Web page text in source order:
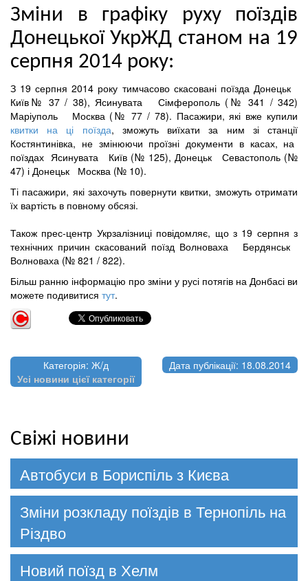
Зміни в графіку руху поїздів
Донецької УкрЖД станом на 19
серпня 2014 року:
З 19 серпня 2014 року тимчасово скасовані поїзда Донецьк
Київ № 37 / 38), Ясинувата Сімферополь ( № 341 / 342)
Маріуполь
Москва ( № 77 / 78). Пасажири, які вже купили
квитки на ці поїзда, зможутьвиїхати за ним зі станції
Костянтинівка, не змінюючи проїзні документи в касах, на
поїздах Ясинувата Київ (№ 125), Донецьк Севастополь (№
47) і Донецьк Москва (№ 10).
Ті пасажири, які захочуть повернути квитки, зможуть отримати
їх вартість в повному обсязі.
Також прес-центр Укрзалізниці повідомляє, що з 19 серпня з
технічних причин скасований поїзд Волноваха
Бердянськ
Волноваха (№ 821 / 822).
Більш ранню інформацію про зміни у русі потягів на Донбасі ви
можете подивитися тут.
Категорія: Ж/д
Усі новини цієї категорії
Дата публікації: 18.08.2014
Свіжі новини
Автобуси в Бориспіль з Києва
Зміни розкладу поїздів в Тернопіль на
Різдво
Новий поїзд в Хелм